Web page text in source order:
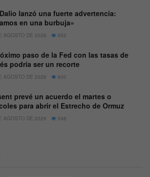
lanzó una fuerte advertencia:
en una burbuja»
AGOSTO DE 2026 652
paso de la Fed con las tasas de
podría ser un recorte
AGOSTO DE 2026 600
prevé un acuerdo el martes o
para abrir el Estrecho de Ormuz
AGOSTO DE 2026 548